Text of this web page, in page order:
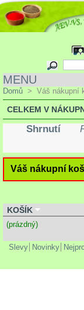
MENU
Domů > Váš nákupní
CELKEM V
Shrnutí
Váš nákupní
KOŠÍK
(prázdný)
Slevy Novinky